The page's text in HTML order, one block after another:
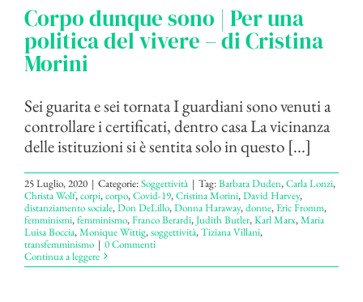
Corpo dunque sono | Per una
politica del vivere – di Cristina
Morini
Sei guarita e sei tornata I guardiani sono venuti a
controllare i certificati, dentro casa La vicinanza
delle istituzioni si è sentita solo in questo [...]
25 Luglio, 2020 | Categorie:Soggettività | Tag:Barbara Duden,Carla Lonzi,
Christa Wolf,corpi,corpo,Covid-19,Cristina Morini,David Harvey,
distanziamento sociale,Don DeLillo,Donna Haraway,donne,Eric Fromm,
femminismi,femminismo,Franco Berardi,Judith Butler,Karl Marx,Maria
Luisa Boccia,Monique Wittig,soggettività,Tiziana Villani,
transfemminismo | 0 Commenti
Continua a leggere